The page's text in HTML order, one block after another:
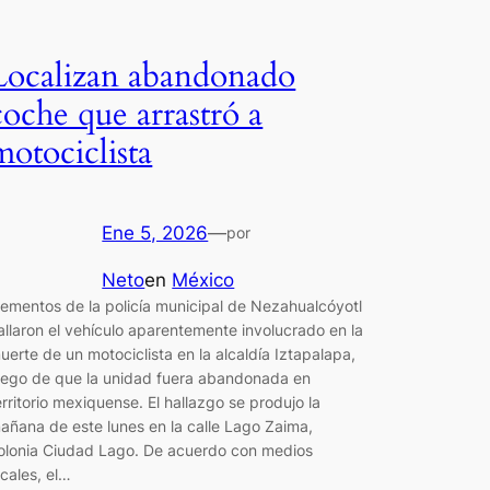
abandonado
que arrastró a
Ene 5, 2026—por
Netoen México
de la policía municipal de Nezahualcóyotl
el vehículo aparentemente involucrado en la
de un motociclista en la alcaldía Iztapalapa,
de que la unidad fuera abandonada en
mexiquense. El hallazgo se produjo la
de este lunes en la calle Lago Zaima,
Ciudad Lago. De acuerdo con medios
el…